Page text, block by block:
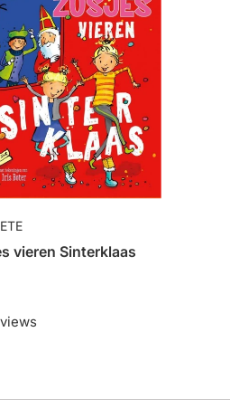
vieren Sinterklaas